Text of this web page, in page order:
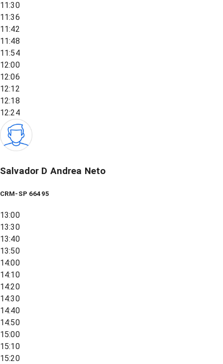
11:30
11:36
11:42
11:48
11:54
12:00
12:06
12:12
12:18
12:24
Salvador D Andrea Neto
CRM-SP 66495
13:00
13:30
13:40
13:50
14:00
14:10
14:20
14:30
14:40
14:50
15:00
15:10
15:20